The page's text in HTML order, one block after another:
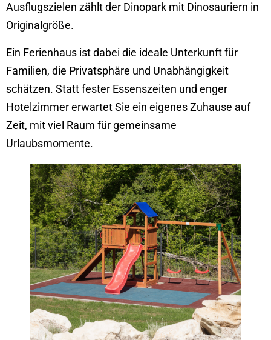
Ausflugszielen zählt der Dinopark mit Dinosauriern in
Originalgröße.
Ein Ferienhaus ist dabei die ideale Unterkunft für
Familien, die Privatsphäre und Unabhängigkeit
schätzen. Statt fester Essenszeiten und enger
Hotelzimmer erwartet Sie ein eigenes Zuhause auf
Zeit, mit viel Raum für gemeinsame
Urlaubsmomente.